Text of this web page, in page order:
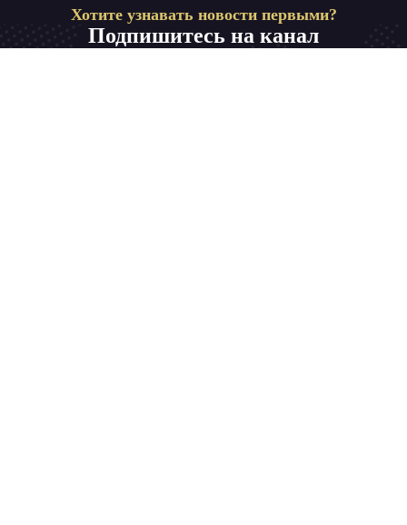
Хотите узнавать новости первыми?
Подпишитесь на канал